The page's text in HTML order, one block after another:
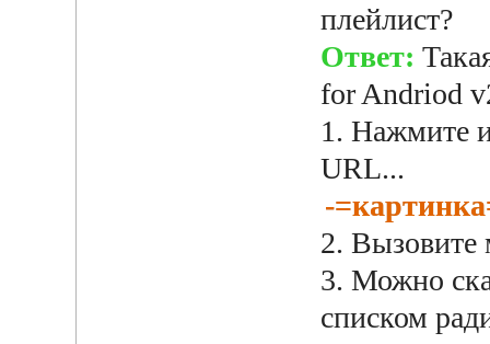
плейлист?
Ответ:
for Andriod
1. Нажмите
URL...
-
2. Вызовите
3. Можно
списком